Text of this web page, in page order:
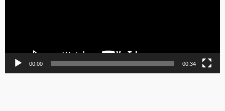
00:00 00:34